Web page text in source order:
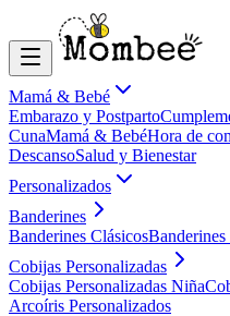
Mamá & Bebé
Embarazo y Postparto
CunaMamá & BebéHora de
DescansoSalud y Bienestar
Personalizados
Banderines
Banderines Clásicos
Cobijas Personalizadas
Cobijas Personalizadas Niña
Arcoíris Personalizados